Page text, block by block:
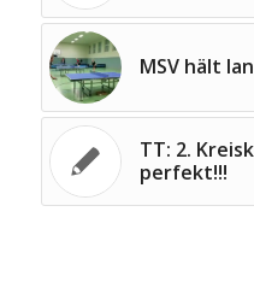
MSV hält
TT: 2.
perfekt!!!